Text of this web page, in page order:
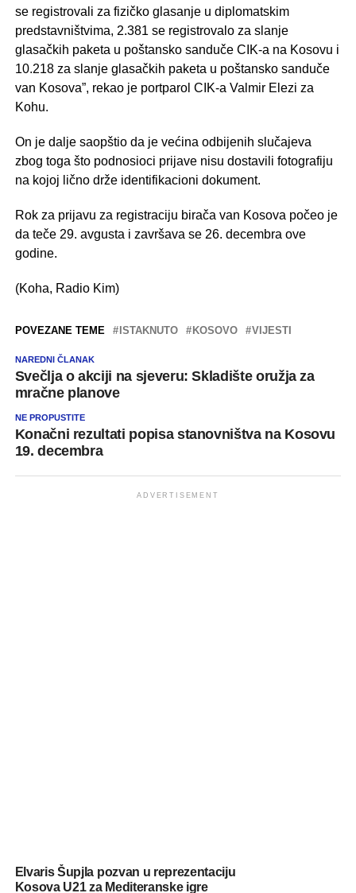
se registrovali za fizičko glasanje u diplomatskim
predstavništvima, 2.381 se registrovalo za slanje
glasačkih paketa u poštansko sanduče CIK-a na Kosovu i
10.218 za slanje glasačkih paketa u poštansko sanduče
van Kosova”, rekao je portparol CIK-a Valmir Elezi za
Kohu.
On je dalje saopštio da je većina odbijenih slučajeva
zbog toga što podnosioci prijave nisu dostavili fotografiju
na kojoj lično drže identifikacioni dokument.
Rok za prijavu za registraciju birača van Kosova počeo je
da teče 29. avgusta i završava se 26. decembra ove
godine.
(Koha, Radio Kim)
POVEZANE TEME ISTAKNUTO KOSOVO VIJESTI
NAREDNI ČLANAK
Svečlja o akciji na sjeveru: Skladište oružja za
mračne planove
NE PROPUSTITE
Konačni rezultati popisa stanovništva na Kosovu
19. decembra
ADVERTISEMENT
Elvaris Šupjla pozvan u reprezentaciju
Kosova U21 za Mediteranske igre